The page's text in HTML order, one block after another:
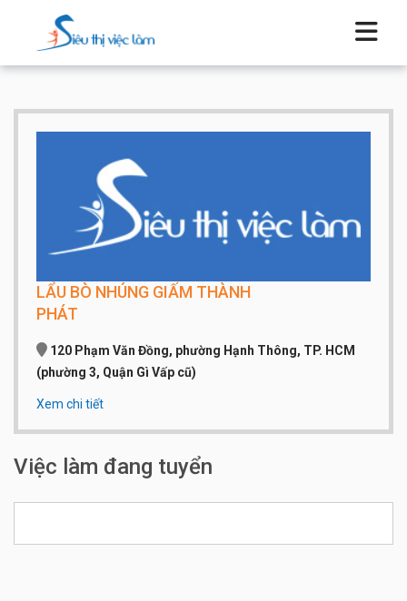
LẨU BÒ NHÚNG GIẤM THÀNH
PHÁT
120 Phạm Văn Đồng, phường Hạnh Thông, TP. HCM
(phường 3, Quận Gì Vấp cũ)
Qui mô công ty:
Xem chi tiết
Việc làm đang tuyển